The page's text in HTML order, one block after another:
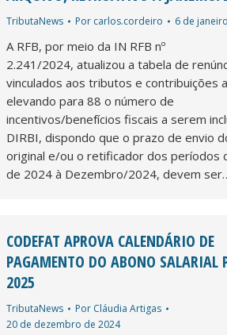
TributaNews Por carlos.cordeiro 6 de
A RFB, por meio da IN RFB nº
2.241/2024, atualizou a tabela de
vinculados aos tributos e contribuições
elevando para 88 o número de
incentivos/benefícios fiscais a serem
DIRBI, dispondo que o prazo de envio
original e/ou o retificador dos períodos
de 2024 à Dezembro/2024, devem
CODEFAT APROVA CALENDÁRIO DE
PAGAMENTO DO ABONO SALARIAL
2025
TributaNews Por Cláudia Artigas
20 de dezembro de 2024